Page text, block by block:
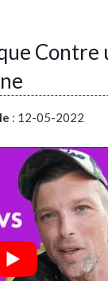
Contre
: 12-05-2022